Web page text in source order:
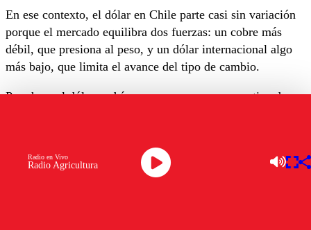
En ese contexto, el dólar en Chile parte casi sin variación
porque el mercado equilibra dos fuerzas: un cobre más
débil, que presiona al peso, y un dólar internacional algo
más bajo, que limita el avance del tipo de cambio.
Para hoy, el dólar podría moverse en un rango estimado
$897-$900
apetito por riesgo y el
Dollar Index
mantiene su retroceso,
Radio Agricultura
Radio en Vivo